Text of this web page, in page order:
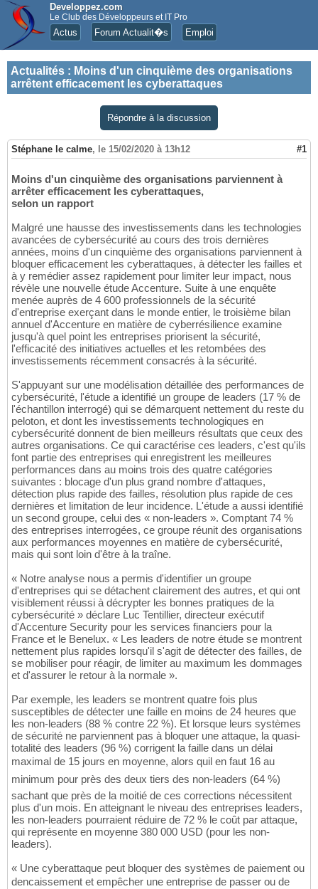
Developpez.com
Le Club des Développeurs et IT Pro
Actus Forum Actualit�s Emploi
Actualités : Moins d'un cinquième des organisations
arrêtent efficacement les cyberattaques
Répondre à la discussion
Stéphane le calme, le 15/02/2020 à 13h12 #1
Moins d'un cinquième des organisations parviennent à
arrêter efficacement les cyberattaques,
selon un rapport
Malgré une hausse des investissements dans les technologies
avancées de cybersécurité au cours des trois dernières
années, moins d'un cinquième des organisations parviennent à
bloquer efficacement les cyberattaques, à détecter les failles et
à y remédier assez rapidement pour limiter leur impact, nous
révèle une nouvelle étude Accenture. Suite à une enquête
menée auprès de 4 600 professionnels de la sécurité
d'entreprise exerçant dans le monde entier, le troisième bilan
annuel d'Accenture en matière de cyberrésilience examine
jusqu'à quel point les entreprises priorisent la sécurité,
l'efficacité des initiatives actuelles et les retombées des
investissements récemment consacrés à la sécurité.
S'appuyant sur une modélisation détaillée des performances de
cybersécurité, l'étude a identifié un groupe de leaders (17 % de
l'échantillon interrogé) qui se démarquent nettement du reste du
peloton, et dont les investissements technologiques en
cybersécurité donnent de bien meilleurs résultats que ceux des
autres organisations. Ce qui caractérise ces leaders, c'est qu'ils
font partie des entreprises qui enregistrent les meilleures
performances dans au moins trois des quatre catégories
suivantes : blocage d'un plus grand nombre d'attaques,
détection plus rapide des failles, résolution plus rapide de ces
dernières et limitation de leur incidence. L'étude a aussi identifié
un second groupe, celui des « non-leaders ». Comptant 74 %
des entreprises interrogées, ce groupe réunit des organisations
aux performances moyennes en matière de cybersécurité,
mais qui sont loin d'être à la traîne.
« Notre analyse nous a permis d'identifier un groupe
d'entreprises qui se détachent clairement des autres, et qui ont
visiblement réussi à décrypter les bonnes pratiques de la
cybersécurité » déclare Luc Tentillier, directeur exécutif
d'Accenture Security pour les services financiers pour la
France et le Benelux. « Les leaders de notre étude se montrent
nettement plus rapides lorsqu'il s'agit de détecter des failles, de
se mobiliser pour réagir, de limiter au maximum les dommages
et d'assurer le retour à la normale ».
Par exemple, les leaders se montrent quatre fois plus
susceptibles de détecter une faille en moins de 24 heures que
les non-leaders (88 % contre 22 %). Et lorsque leurs systèmes
de sécurité ne parviennent pas à bloquer une attaque, la quasi-
totalité des leaders (96 %) corrigent la faille dans un délai
maximal de 15 jours en moyenne, alors quil en faut 16 au
minimum pour près des deux tiers des non-leaders (64 %) 
sachant que près de la moitié de ces corrections nécessitent
plus d'un mois. En atteignant le niveau des entreprises leaders,
les non-leaders pourraient réduire de 72 % le coût par attaque,
qui représente en moyenne 380 000 USD (pour les non-
leaders).
« Une cyberattaque peut bloquer des systèmes de paiement ou
dencaissement et empêcher une entreprise de passer ou de